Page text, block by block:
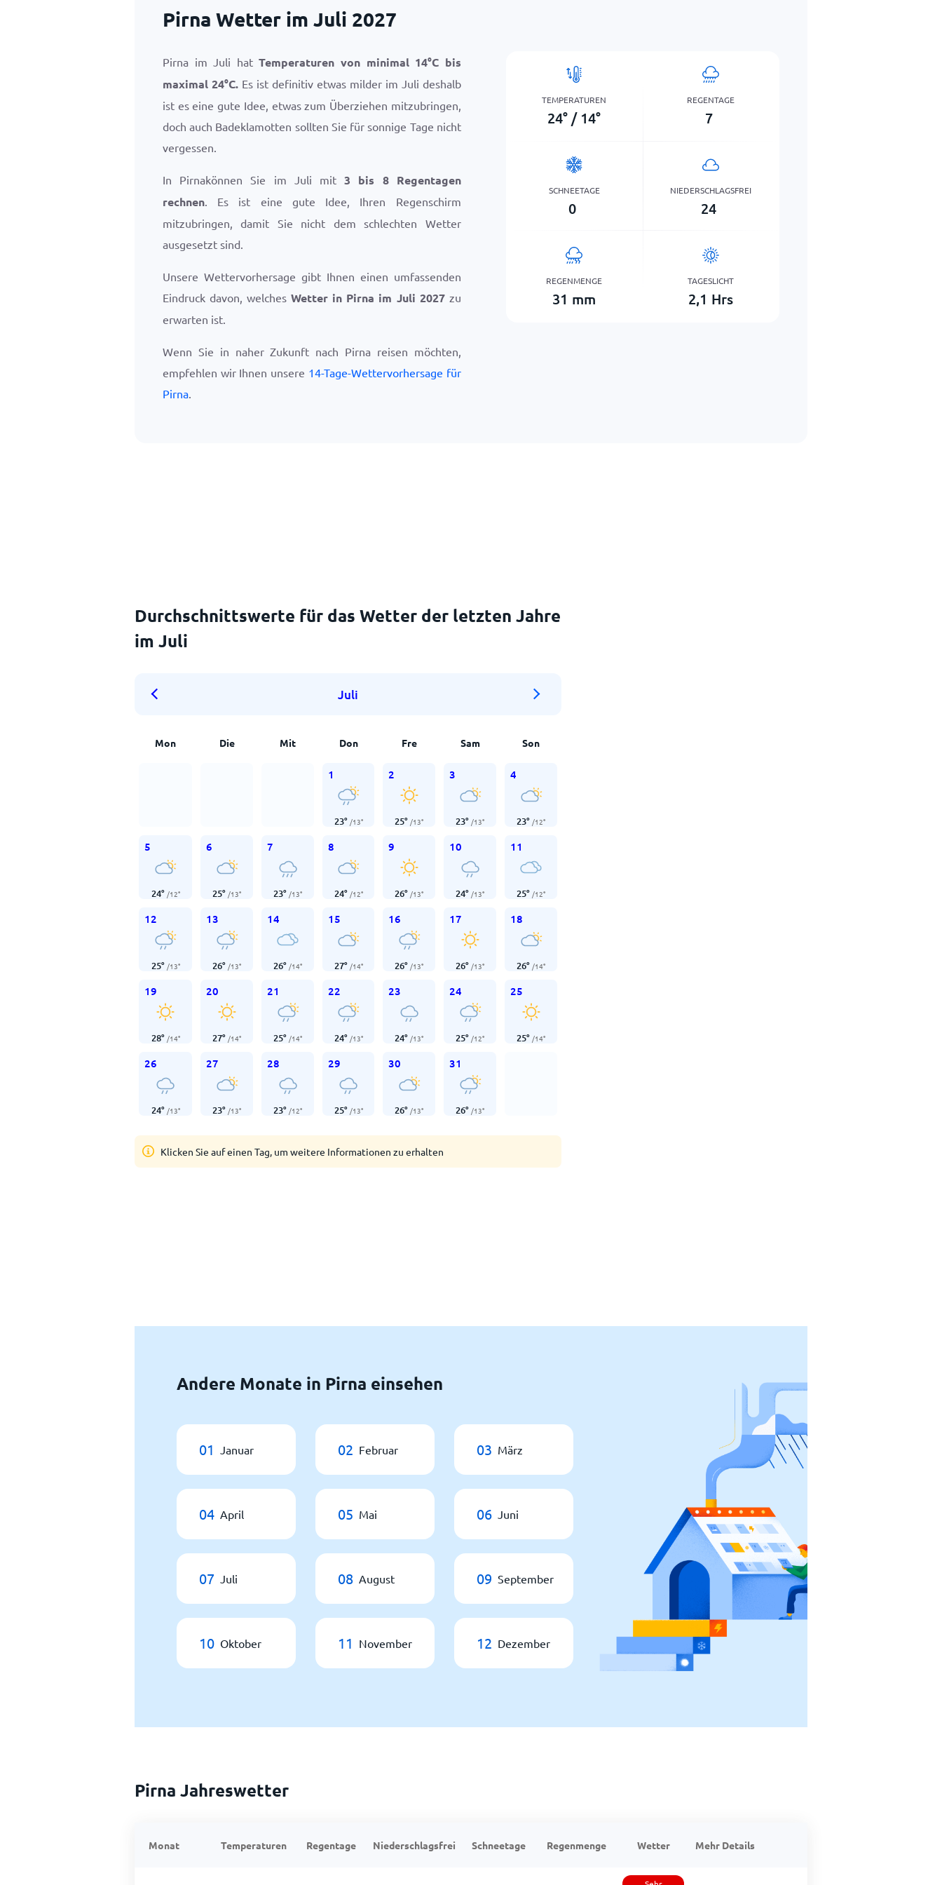
Pirna Wetter im Juli 2027
Pirna im Juli hatTemperaturen von minimal 14°C bis
maximal 24°C.Es ist definitiv etwas milder im Juli deshalb
ist es eine gute Idee, etwas zum Überziehen mitzubringen,
doch auch Badeklamotten sollten Sie für sonnige Tage nicht
vergessen.
In Pirnakönnen Sie im Juli mit3 bis 8 Regentagen
rechnen. Es ist eine gute Idee, Ihren Regenschirm
mitzubringen, damit Sie nicht dem schlechten Wetter
ausgesetzt sind.
Unsere Wettervorhersage gibt Ihnen einen umfassenden
Eindruck davon, welchesWetter in Pirna im Juli 2027zu
erwarten ist.
Wenn Sie in naher Zukunft nach Pirna reisen möchten,
empfehlen wir Ihnen unsere 14-Tage-Wettervorhersage für
Pirna.
TEMPERATUREN
24° / 14°
REGENTAGE
7
SCHNEETAGE
0
NIEDERSCHLAGSFREI
24
REGENMENGE
31 mm
TAGESLICHT
2,1 Hrs
Durchschnittswerte für das Wetter der letzten Jahre
im Juli
Juli
Mon Die Mit Don Fre Sam Son
1
23° /13°
2
25° /13°
3
23° /13°
4
23° /12°
5
24° /12°
6
25° /13°
7
23° /13°
8
24° /12°
9
26° /13°
10
24° /13°
11
25° /12°
12
25° /13°
13
26° /13°
14
26° /14°
15
27° /14°
16
26° /13°
17
26° /13°
18
26° /14°
19
28° /14°
20
27° /14°
21
25° /14°
22
24° /13°
23
24° /13°
24
25° /12°
25
25° /14°
26
24° /13°
27
23° /13°
28
23° /12°
29
25° /13°
30
26° /13°
31
26° /13°
Klicken Sie auf einen Tag, um weitere Informationen zu erhalten
Andere Monate in Pirna einsehen
01 Januar 02 Februar 03 März
04 April 05 Mai 06 Juni
07 Juli 08 August 09 September
10 Oktober 11 November 12 Dezember
Pirna Jahreswetter
Monat Temperaturen Regentage Niederschlagsfrei Schneetage Regenmenge Wetter Mehr Details